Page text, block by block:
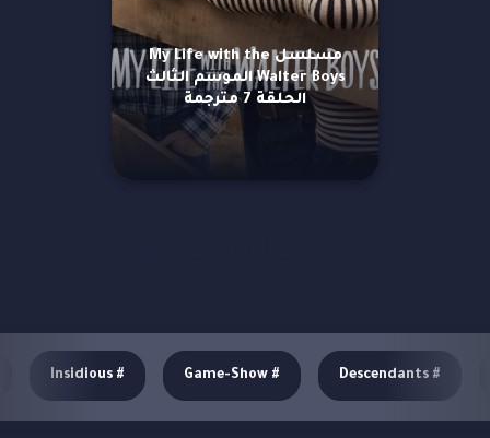
مسلسل My Life with the
Walter Boys الموسم الثالث
الحلقة 7 مترجمة
#
Descendants
#
Game-Show
#
Insidious